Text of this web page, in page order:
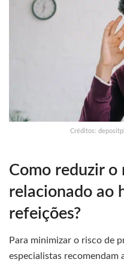
Créditos:
Como reduzir o
relacionado ao
refeições?
Para minimizar o risco de
especialistas recomendam